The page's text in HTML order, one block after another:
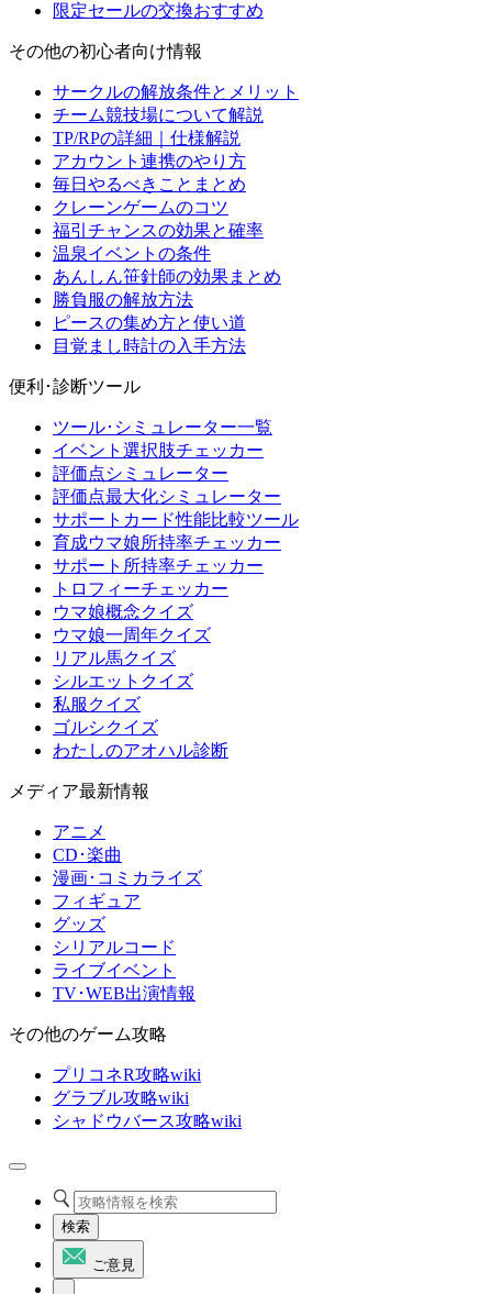
限定セールの交換おすすめ
その他の初心者向け情報
サークルの解放条件とメリット
チーム競技場について解説
TP/RPの詳細｜仕様解説
アカウント連携のやり方
毎日やるべきことまとめ
クレーンゲームのコツ
福引チャンスの効果と確率
温泉イベントの条件
あんしん笹針師の効果まとめ
勝負服の解放方法
ピースの集め方と使い道
目覚まし時計の入手方法
便利･診断ツール
ツール･シミュレーター一覧
イベント選択肢チェッカー
評価点シミュレーター
評価点最大化シミュレーター
サポートカード性能比較ツール
育成ウマ娘所持率チェッカー
サポート所持率チェッカー
トロフィーチェッカー
ウマ娘概念クイズ
ウマ娘一周年クイズ
リアル馬クイズ
シルエットクイズ
私服クイズ
ゴルシクイズ
わたしのアオハル診断
メディア最新情報
アニメ
CD･楽曲
漫画･コミカライズ
フィギュア
グッズ
シリアルコード
ライブイベント
TV･WEB出演情報
その他のゲーム攻略
プリコネR攻略wiki
グラブル攻略wiki
シャドウバース攻略wiki
検索
ご意見